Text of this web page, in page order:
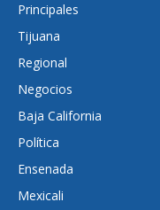
Principales
Tijuana
Regional
Negocios
Baja California
Política
Ensenada
Mexicali